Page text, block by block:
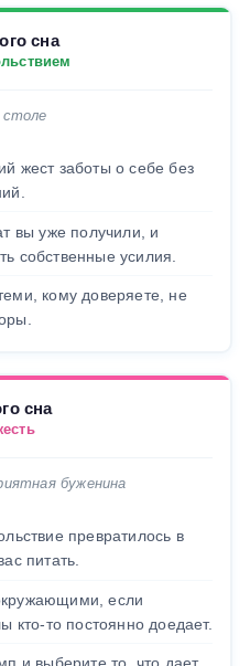
сна
столе
жест заботы о себе без
вы уже получили, и
собственные усилия.
кому доверяете, не
сна
буженина
превратилось в
питать.
если
кто-то постоянно доедает.